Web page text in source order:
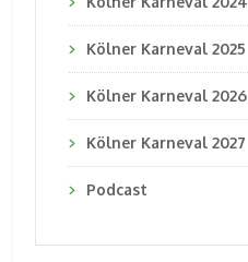
Kölner Karneval 2025
Kölner Karneval 2026
Kölner Karneval 2027
Podcast